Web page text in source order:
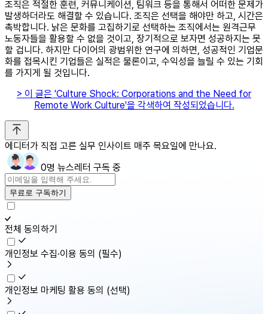
조직은 적절한 훈련, 커뮤니케이션, 팀워크 등을 통해서 어떠한 문제가
발생하더라도 해결할 수 있습니다. 조직은 선택을 해야만 하고, 시간은
촉박합니다. 낡은 문화를 고집하기로 선택하는 조직에서는 원격근무
노동자들을 활용할 수 없을 것이고, 장기적으로 보자면 성공하지는 못
할 겁니다. 하지만 다이어의 광범위한 연구에 의하면, 성공적인 기업문
화를 접목시킨 기업들은 실적은 물론이고, 수익성을 늘릴 수 있는 기회
를 가지게 될 것입니다. ​
> 이 글은 'Culture Shock: Corporations and the Need for
Remote Work Culture'을 각색하여 작성되었습니다.
에디터가 직접 고른 실무 인사이트 매주 목요일에 만나요.
0명 뉴스레터 구독 중
무료로 구독하기
전체 동의하기
개인정보 수집·이용 동의 (필수)
개인정보 마케팅 활용 동의 (선택)